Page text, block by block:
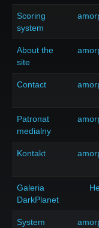
Scoring
system
About the
site
Contact
Patronat
medialny
Kontakt
Galeria
DarkPlanet
System